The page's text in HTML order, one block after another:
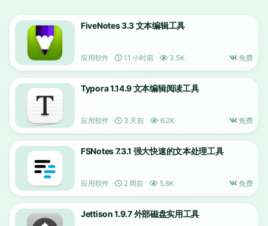
FiveNotes 3.3 文本编辑工具
应用软件 11 小时前 3.5K 免费
Typora 1.14.9 文本编辑阅读工具
应用软件 3 天前 6.2K 免费
FSNotes 7.3.1 强大快速的文本处理工具
应用软件 2 周前 5.8K 免费
Jettison 1.9.7 外部磁盘实用工具